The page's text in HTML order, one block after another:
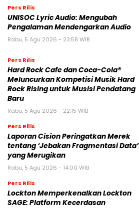
Pers Rilis
UNISOC Lyric Audio: Mengubah
Pengalaman Mendengarkan Audio
Rabu, 5 Agu 2026 - 23:58 WIB
Pers Rilis
Hard Rock Cafe dan Coca-Cola®
Meluncurkan Kompetisi Musik Hard
Rock Rising untuk Musisi Pendatang
Baru
Rabu, 5 Agu 2026 - 22:15 WIB
Pers Rilis
Laporan Cision Peringatkan Merek
tentang ‘Jebakan Fragmentasi Data’
yang Merugikan
Rabu, 5 Agu 2026 - 14:00 WIB
Pers Rilis
Lockton Memperkenalkan Lockton
SAGE: Platform Kecerdasan